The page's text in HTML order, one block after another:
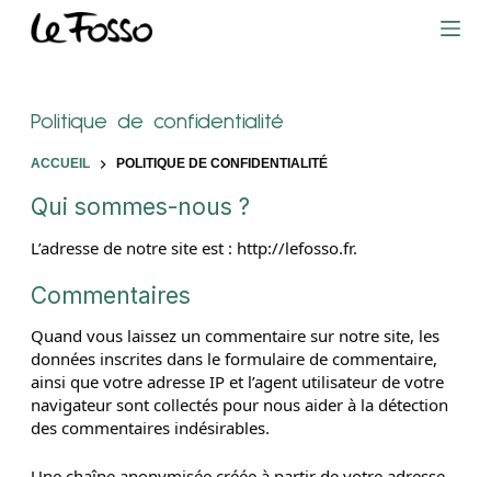
P
Politique de confidentialité
ACCUEIL POLITIQUE DE CONFIDENTIALITÉ
Qui sommes-nous ?
L’adresse de notre site est : http://lefosso.fr.
Commentaires
Quand vous laissez un commentaire sur notre site, les
données inscrites dans le formulaire de commentaire,
ainsi que votre adresse IP et l’agent utilisateur de votre
navigateur sont collectés pour nous aider à la détection
des commentaires indésirables.